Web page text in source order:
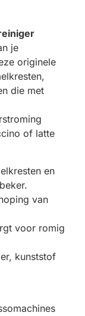
je
originele
die met
of latte
en
van
voor romig
kunststof